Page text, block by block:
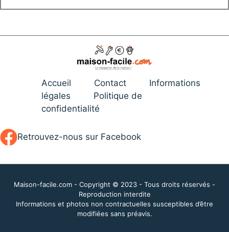
Accueil Contact
Informations
légales
Politique de
confidentialité
Retrouvez-nous sur Facebook
Maison-facile.com - Copyright © 2023 - Tous droits réservés -
Reproduction interdite
Informations et photos non contractuelles susceptibles d’être
modifiées sans préavis.